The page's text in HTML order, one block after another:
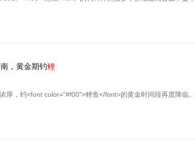
，黄金期钓鲤
厚，钓<font color="#f00">鲤鱼</font>的黄金时间段再度降临